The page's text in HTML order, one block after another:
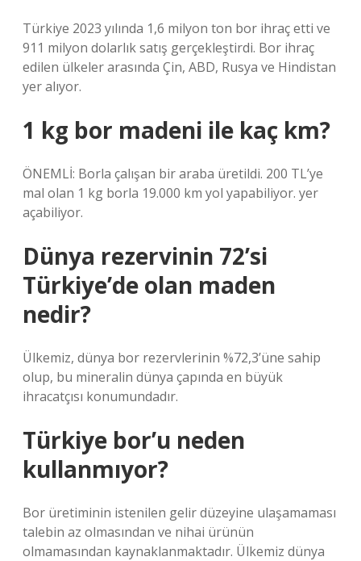
Türkiye 2023 yılında 1,6 milyon ton bor ihraç etti ve
911 milyon dolarlık satış gerçekleştirdi. Bor ihraç
edilen ülkeler arasında Çin, ABD, Rusya ve Hindistan
yer alıyor.
1 kg bor madeni ile kaç km?
ÖNEMLİ: Borla çalışan bir araba üretildi. 200 TL’ye
mal olan 1 kg borla 19.000 km yol yapabiliyor. yer
açabiliyor.
Dünya rezervinin 72’si
Türkiye’de olan maden
nedir?
Ülkemiz, dünya bor rezervlerinin %72,3’üne sahip
olup, bu mineralin dünya çapında en büyük
ihracatçısı konumundadır.
Türkiye bor’u neden
kullanmıyor?
Bor üretiminin istenilen gelir düzeyine ulaşamaması
talebin az olmasından ve nihai ürünün
olmamasından kaynaklanmaktadır. Ülkemiz dünya